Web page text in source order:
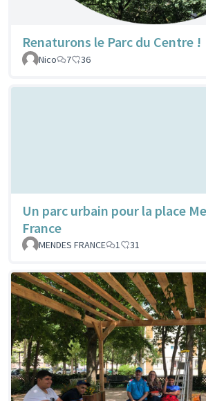
Renaturons le Parc du Centre !
Nico
7 36
Un parc urbain pour la place
France
MENDES FRANCE 1 31